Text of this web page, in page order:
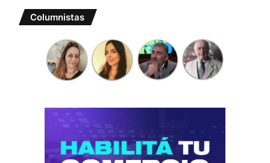
Columnistas